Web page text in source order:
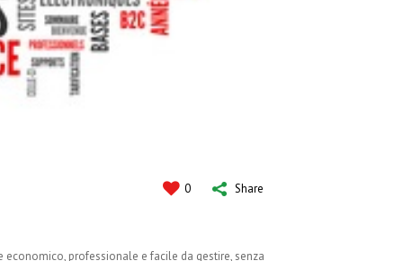
0 Share
professionale e facile da gestire, senza